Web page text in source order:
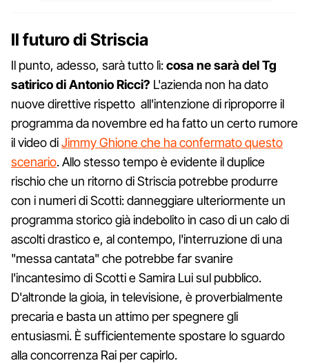
Il futuro di Striscia
Il punto, adesso, sarà tutto lì:cosa ne sarà del Tg
satirico di Antonio Ricci? L'azienda non ha dato
nuove direttive rispetto all'intenzione di riproporre il
programma da novembre ed ha fatto un certo rumore
il video diJimmy Ghione che ha confermato questo
scenario. Allo stesso tempo è evidente il duplice
rischio che un ritorno di Striscia potrebbe produrre
con i numeri di Scotti: danneggiare ulteriormente un
programma storico già indebolito in caso di un calo di
ascolti drastico e, al contempo, l'interruzione di una
"messa cantata" che potrebbe far svanire
l'incantesimo di Scotti e Samira Lui sul pubblico.
D'altronde la gioia, in televisione, è proverbialmente
precaria e basta un attimo per spegnere gli
entusiasmi. È sufficientemente spostare lo sguardo
alla concorrenza Rai per capirlo.